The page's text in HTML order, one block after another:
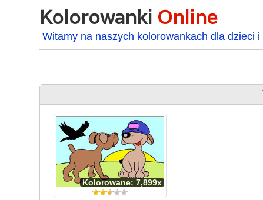
Kolorowanki Online
Witamy na naszych kolorowankach dla dzieci
Kolorowane: 7,899x